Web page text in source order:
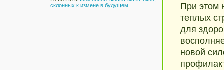
склонных к измене в будущем
При этом
теплых
для
новой